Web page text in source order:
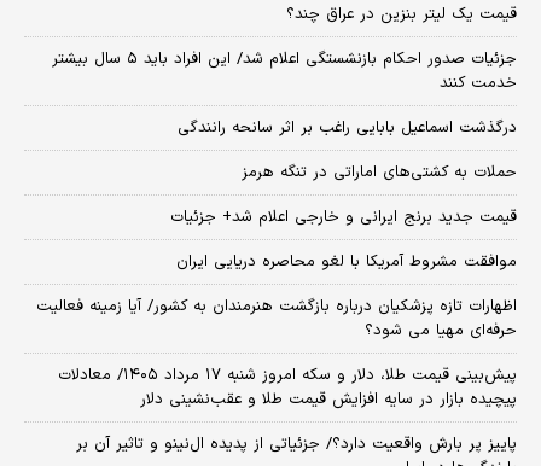
قیمت یک لیتر بنزین در عراق چند؟
جزئیات صدور احکام بازنشستگی اعلام شد/ این افراد باید ۵ سال بیشتر
خدمت کنند
درگذشت اسماعیل بابایی راغب بر اثر سانحه رانندگی
حملات به کشتی‌های اماراتی در تنگه هرمز
قیمت جدید برنج ایرانی و خارجی اعلام شد+ جزئیات
موافقت مشروط آمریکا با لغو محاصره دریایی ایران
اظهارات تازه پزشکیان درباره بازگشت هنرمندان به کشور/ آیا زمینه فعالیت
حرفه‌ای مهیا می شود؟
پیش‌بینی قیمت طلا، دلار و سکه امروز شنبه ۱۷ مرداد ۱۴۰۵/ معادلات
پیچیده بازار در سایه افزایش قیمت طلا و عقب‌نشینی دلار
پاییز پر بارش واقعیت دارد؟/ جزئیاتی از پدیده ال‌نینو و تاثیر آن بر